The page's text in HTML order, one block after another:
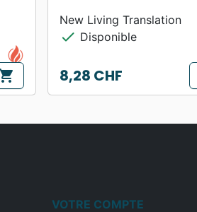
New Living Translation
check Disponible
Prix
8,28 CHF
VOTRE COMPTE